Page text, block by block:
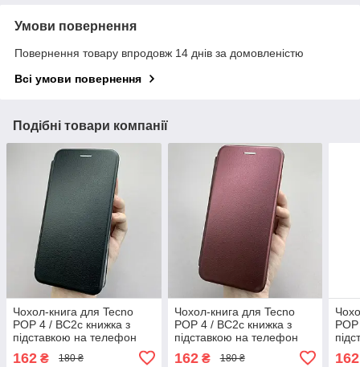
Умови повернення
Повернення товару впродовж 14 днів за домовленістю
Всі умови повернення
Подібні товари компанії
Чохол-книга для Tecno
POP 4 / BC2c книжка з
підставкою на телефон
162 ₴ 180 ₴
Чохол-книга для Tecno
POP 4 / BC2c книжка з
підставкою на телефон
техно поп 4 бордова stn
162₴ 180 ₴ 162